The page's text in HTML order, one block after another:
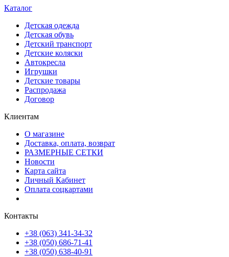
Каталог
Детская одежда
Детская обувь
Детский транспорт
Детские коляски
Автокресла
Игрушки
Детские товары
Распродажа
Договор
Клиентам
О магазине
Доставка, оплата, возврат
РАЗМЕРНЫЕ СЕТКИ
Новости
Карта сайта
Личный Кабинет
Оплата соцкартами
Контакты
+38 (063) 341-34-32
+38 (050) 686-71-41
+38 (050) 638-40-91